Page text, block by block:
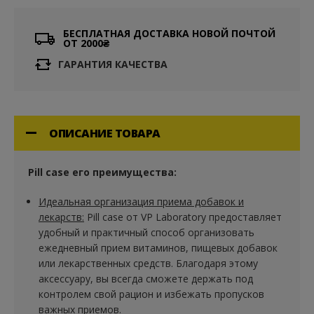
БЕСПЛАТНАЯ ДОСТАВКА НОВОЙ ПОЧТОЙ
ОТ 2000₴
ГАРАНТИЯ КАЧЕСТВА
ОПИСАНИЕ ТОВАРА
Pill case его преимущества:
Идеальная организация приема добавок и
лекарств: Pill case от VP Laboratory предоставляет
удобный и практичный способ организовать
ежедневный прием витаминов, пищевых добавок
или лекарственных средств. Благодаря этому
аксессуару, вы всегда сможете держать под
контролем свой рацион и избежать пропусков
важных приемов.